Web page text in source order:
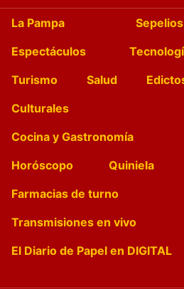
La Pampa Sepelios
Espectáculos
Turismo
Salud
Culturales
Cocina y Gastronomía
Horóscopo
Quiniela
Farmacias de turno
Transmisiones en vivo
El Diario de Papel en DIGITAL